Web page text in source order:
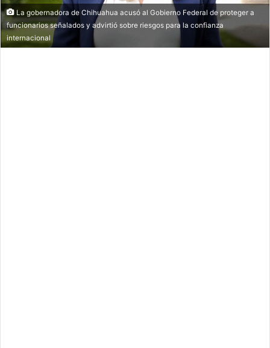
La gobernadora de Chihuahua acusó al Gobierno Federal de proteger a
funcionarios señalados y advirtió sobre riesgos para la confianza
internacional